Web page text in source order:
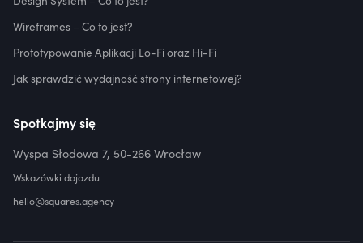
Wireframes – Co to jest?
Prototypowanie Aplikacji Lo-Fi oraz Hi-Fi
Jak sprawdzić wydajność strony internetowej?
Spotkajmy się
Wyspa Słodowa 7, 50-266 Wrocław
Wskazówki dojazdu
hello@squares.agency